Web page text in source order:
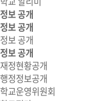
정보 공개
정보 공개
정보 공개
정보 공개
재정현황공개
행정정보공개
학교운영위원회